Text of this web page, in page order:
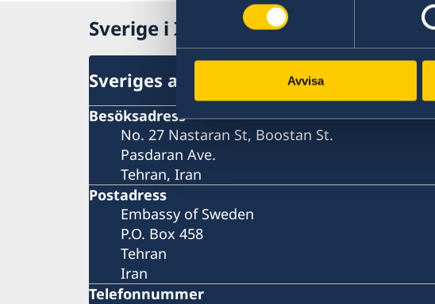
Avvisa
Sverige i Iran
Sveriges ambassad i Teheran
Besöksadress
No. 27 Nastaran St, Boostan St.
Pasdaran Ave.
Tehran, Iran
Postadress
Embassy of Sweden
P.O. Box 458
Tehran
Iran
Telefonnummer